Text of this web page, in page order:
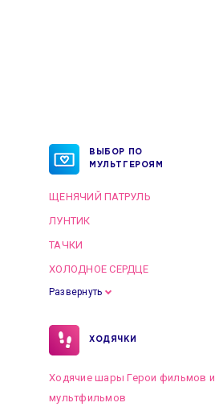
ВЫБОР ПО
МУЛЬТГЕРОЯМ
ЩЕНЯЧИЙ ПАТРУЛЬ
ЛУНТИК
ТАЧКИ
ХОЛОДНОЕ СЕРДЦЕ
Развернуть
ХОДЯЧКИ
Ходячие шары Герои фильмов и
мультфильмов